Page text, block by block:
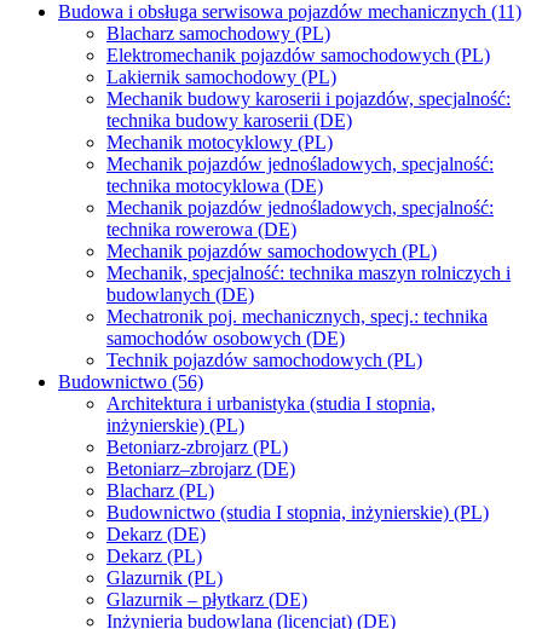
Budowa i obsługa serwisowa pojazdów mechanicznych (11)
Blacharz samochodowy (PL)
Elektromechanik pojazdów samochodowych (PL)
Lakiernik samochodowy (PL)
Mechanik budowy karoserii i pojazdów, specjalność:
technika budowy karoserii (DE)
Mechanik motocyklowy (PL)
Mechanik pojazdów jednośladowych, specjalność:
technika motocyklowa (DE)
Mechanik pojazdów jednośladowych, specjalność:
technika rowerowa (DE)
Mechanik pojazdów samochodowych (PL)
Mechanik, specjalność: technika maszyn rolniczych i
budowlanych (DE)
Mechatronik poj. mechanicznych, specj.: technika
samochodów osobowych (DE)
Technik pojazdów samochodowych (PL)
Budownictwo (56)
Architektura i urbanistyka (studia I stopnia,
inżynierskie) (PL)
Betoniarz-zbrojarz (PL)
Betoniarz–zbrojarz (DE)
Blacharz (PL)
Budownictwo (studia I stopnia, inżynierskie) (PL)
Dekarz (DE)
Dekarz (PL)
Glazurnik (PL)
Glazurnik – płytkarz (DE)
Inżynieria budowlana (licencjat) (DE)